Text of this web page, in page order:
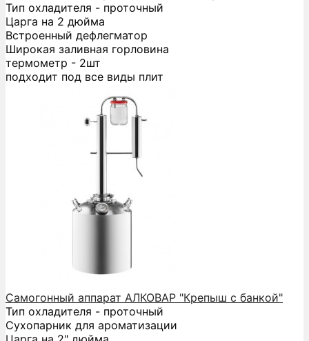
Тип охладителя - проточный
Царга на 2 дюйма
Встроенный дефлегматор
Широкая заливная горловина
термометр - 2шт
подходит под все виды плит
Самогонный аппарат АЛКОВАР "Крепыш с банкой"
Тип охладителя - проточный
Сухопарник для ароматизации